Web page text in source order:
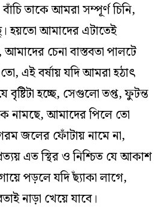
তাকে আমরা সম্পূর্ণ চিনি,
হয়তো আমাদের এটাতেই
চেনা বাস্তবতা পালটে
এই বর্ষায় যদি আমরা হঠাৎ
বৃষ্টিটা হচ্ছে, সেগুলো তপ্ত, ফুটন্ত
নামছে, আমাদের পিলে তো
জলের ফোঁটায় নামে না,
এত স্থির ও নিশ্চিত যে আকাশ
পড়লে যদি ছ্যাঁকা লাগে,
নাড়া খেয়ে যাবে।